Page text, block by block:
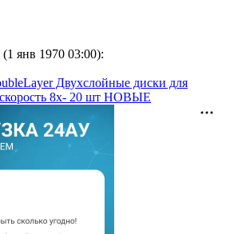
янв 1970 03:00):
Двухслойные диски для
скорость 8х- 20 шт НОВЫЕ